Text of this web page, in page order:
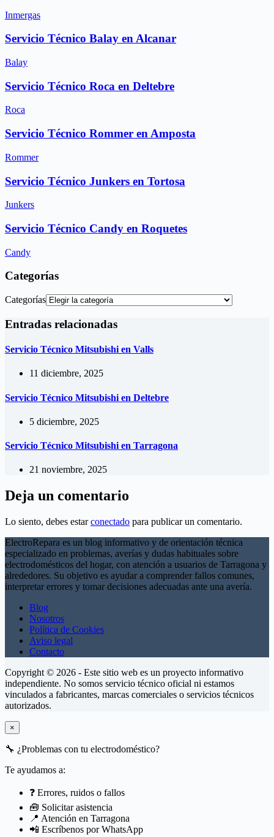
Inmergas
Servicio Técnico Balay en Alcanar
Balay
Servicio Técnico Roca en Deltebre
Roca
Servicio Técnico Rommer en Amposta
Rommer
Servicio Técnico Junkers en Tortosa
Junkers
Servicio Técnico Candy en Roquetes
Candy
Categorías
Categorías
Entradas relacionadas
Servicio Técnico Mitsubishi en Valls
11 diciembre, 2025
Servicio Técnico Mitsubishi en Deltebre
5 diciembre, 2025
Servicio Técnico Mitsubishi en Tarragona
21 noviembre, 2025
Deja un comentario
Lo siento, debes estarconectado para publicar un comentario.
ElectroRepara es un blog informativo y de orientación técnica
especializado en problemas, averías y dudas habituales sobre
electrodomésticos del hogar, con atención a usuarios de Tarragona y
alrededores. Su objetivo es ayudar a comprender fallos comunes,
interpretar errores y tomar decisiones adecuadas ante una avería.
Blog
Nosotros
Política de Cookies
Aviso legal
Contacto
Copyright © 2026 - Este sitio web es un proyecto informativo
independiente. No somos servicio técnico oficial ni estamos
vinculados a fabricantes, marcas comerciales o servicios técnicos
autorizados.
×
🔧 ¿Problemas con tu electrodoméstico?
Te ayudamos a:
❓ Errores, ruidos o fallos
🧰 Solicitar asistencia
📍 Atención en Tarragona
📲 Escríbenos por WhatsApp